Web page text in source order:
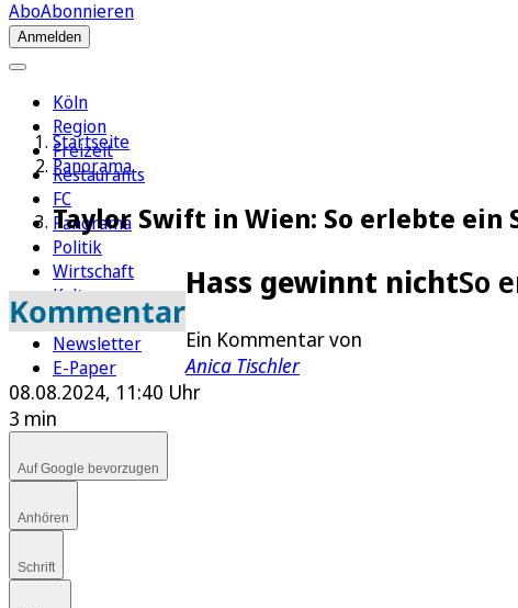
AboAbonnieren
Anmelden
Köln
Region
Freizeit
Restaurants
FC
Panorama
Politik
Wirtschaft
Kultur
Rätsel
Newsletter
E-Paper
Startseite
Panorama
Taylor Swift in Wien: So erlebte ein
Kommentar
Hass gewinnt nichtSo
Ein Kommentar von
Anica Tischler
08.08.2024, 11:40 Uhr
3 min
Auf Google bevorzugen
Anhören
Schrift